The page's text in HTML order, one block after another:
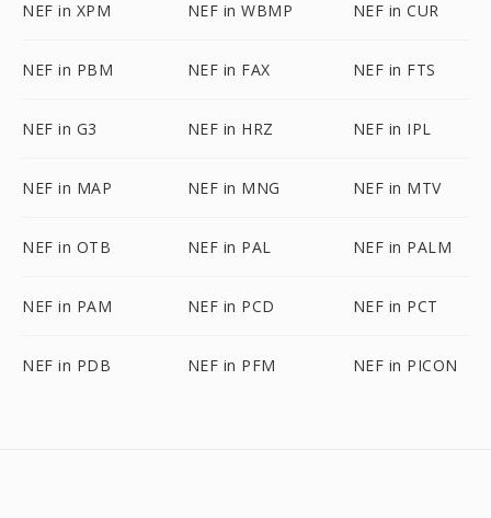
NEF in XPM NEF in WBMP NEF in CUR
NEF in PBM NEF in FAX NEF in FTS
NEF in G3 NEF in HRZ NEF in IPL
NEF in MAP NEF in MNG NEF in MTV
NEF in OTB NEF in PAL NEF in PALM
NEF in PAM NEF in PCD NEF in PCT
NEF in PDB NEF in PFM NEF in PICON